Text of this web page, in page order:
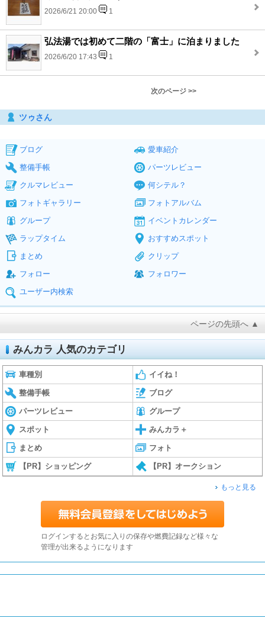
2026/6/21 20:00 1
弘法湯では初めて二階の「富士」に泊まりました
2026/6/20 17:43 1
次のページ >>
ツゥさん
ブログ
愛車紹介
整備手帳
パーツレビュー
クルマレビュー
何シテル？
フォトギャラリー
フォトアルバム
グループ
イベントカレンダー
ラップタイム
おすすめスポット
まとめ
クリップ
フォロー
フォロワー
ユーザー内検索
ページの先頭へ ▲
みんカラ 人気のカテゴリ
車種別 イイね！
整備手帳 ブログ
パーツレビュー グループ
スポット みんカラ＋
まとめ フォト
【PR】ショッピング 【PR】オークション
もっと見る
ログインするとお気に入りの保存や燃費記録など様々な
管理が出来るようになります